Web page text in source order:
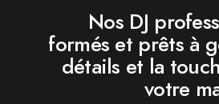
Nos DJ
formés et prêts à
détails et la
votre